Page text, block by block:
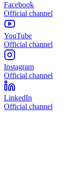
Facebook
Official channel
YouTube
Official channel
Instagram
Official channel
LinkedIn
Official channel